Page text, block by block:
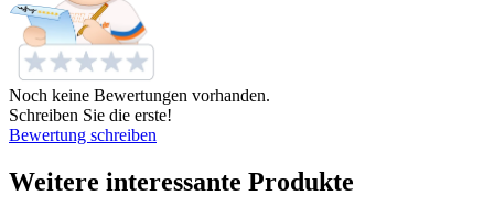
Noch keine Bewertungen vorhanden.
Schreiben Sie die erste!
Bewertung schreiben
Weitere interessante Produkte